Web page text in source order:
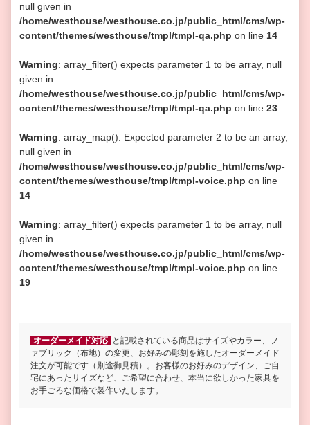
null given in
/home/westhouse/westhouse.co.jp/public_html/cms/wp-
content/themes/westhouse/tmpl/tmpl-qa.php on line 14
Warning: array_filter() expects parameter 1 to be array, null
given in
/home/westhouse/westhouse.co.jp/public_html/cms/wp-
content/themes/westhouse/tmpl/tmpl-qa.php on line 23
Warning: array_map(): Expected parameter 2 to be an array,
null given in
/home/westhouse/westhouse.co.jp/public_html/cms/wp-
content/themes/westhouse/tmpl/tmpl-voice.php on line
14
Warning: array_filter() expects parameter 1 to be array, null
given in
/home/westhouse/westhouse.co.jp/public_html/cms/wp-
content/themes/westhouse/tmpl/tmpl-voice.php on line
19
オーダーメイド対応 と記載されている商品はサイズやカラー、フ
ァブリック（布地）の変更、お好みの彫刻を施したオーダーメイド
注文が可能です（別途御見積）。お客様のお好みのデザイン、ご自
宅にあったサイズなど、ご希望に合わせ、本当に欲しかった家具を
お手ごろな価格で製作いたします。